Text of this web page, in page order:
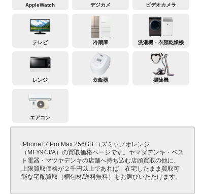
AppleWatch デジカメ ビデオカメラ
テレビ 冷蔵庫 洗濯機・衣類乾燥機
レンジ 炊飯器 掃除機
エアコン
iPhone17 Pro Max 256GB コズミックオレンジ
（MFY94J/A）の買取価格ページです。ヤマダデンキ・ベス
ト電器・マツヤデンキの店舗へ持ち込む店頭買取の他に、
上限買取価格が２千円以上であれば、在宅したまま買取可
能な宅配買取（梱包材/送料無料）もお選びいただけます。